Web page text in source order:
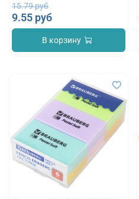
15.79 руб
9.55 руб
В корзину